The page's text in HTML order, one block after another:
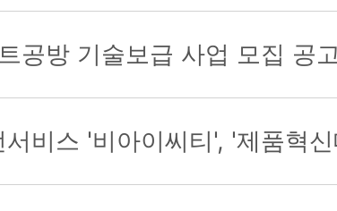
공방 기술보급 사업 모집 공
비스 '비아이씨티', '제품혁